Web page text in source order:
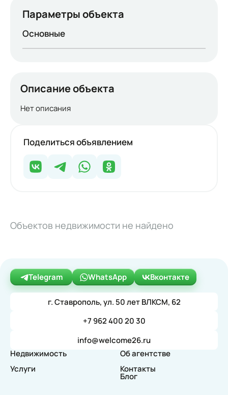
Параметры объекта
Основные
Описание объекта
Нет описания
Поделиться объявлением
Объектов недвижимости не найдено
Недвижимость
Об агентстве
Услуги
Контакты
Блог
Telegram WhatsApp Вконтакте
г. Ставрополь, ул. 50 лет ВЛКСМ, 62
+7 962 400 20 30
info@welcome26.ru